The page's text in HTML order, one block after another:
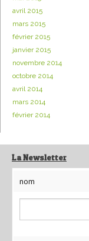
avril 2015
mars 2015
février 2015
janvier 2015
novembre 2014
octobre 2014
avril 2014
mars 2014
février 2014
La Newsletter
nom